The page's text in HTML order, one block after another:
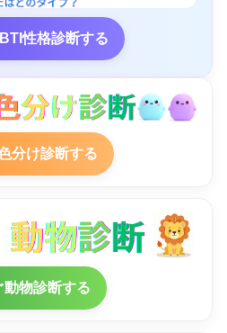
性格診断する
分け診断する
動物診断する